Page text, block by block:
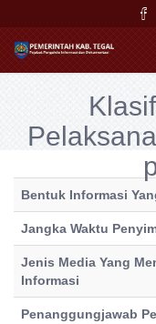
Bentuk Informasi
Jangka Waktu
Jenis Media Yang
Informasi
Penanggungjawab